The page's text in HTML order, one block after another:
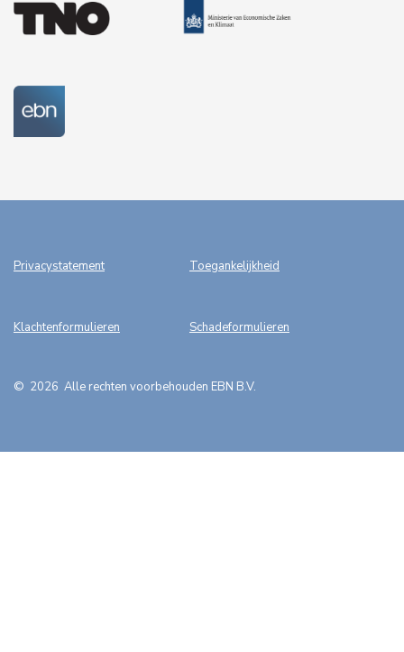
© 2026 Alle rechten voorbehouden EBN B.V.
Privacystatement Toegankelijkheid
Klachtenformulieren Schadeformulieren